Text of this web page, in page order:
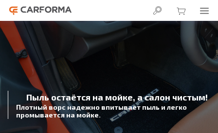
В салоне сухо!
3D подножка надежно защитит
от влаги под автомобильным ковриком